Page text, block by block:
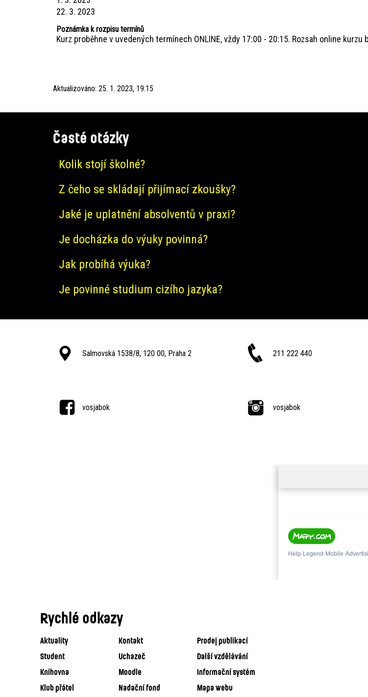
22. 3. 2023
Poznámka k rozpisu termínů
Kurz proběhne v uvedených termínech ONLINE, vždy 17:00 - 20:15. Rozsah online kurzu
Aktualizováno: 25. 1. 2023, 19:15
Časté otázky
Kolik stojí školné?
Z čeho se skládají přijímací zkoušky?
Jaké je uplatnění absolventů v praxi?
Je docházka do výuky povinná?
Jak probíhá výuka?
Je povinné studium cizího jazyka?
Salmovská 1538/8, 120 00, Praha 2 211 222 440
vosjabok vosjabok
Rychlé odkazy
Aktuality Kontakt
Prodej publikací
Student
Uchazeč
Další vzdělávání
Knihovna
Moodle
Informační systém
Klub přátel
Nadační fond Mapa webu